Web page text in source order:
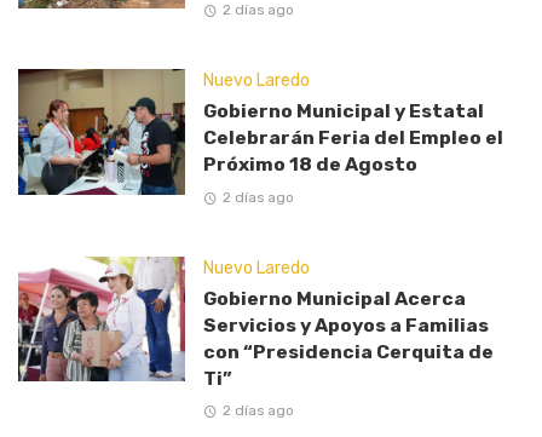
2 días ago
Nuevo Laredo
Gobierno Municipal y Estatal
Celebrarán Feria del Empleo el
Próximo 18 de Agosto
2 días ago
Nuevo Laredo
Gobierno Municipal Acerca
Servicios y Apoyos a Familias
con “Presidencia Cerquita de
Ti”
2 días ago